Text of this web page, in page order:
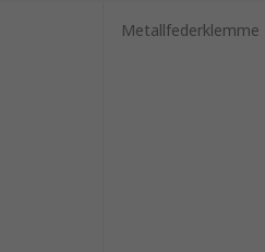
Metallfederklemme